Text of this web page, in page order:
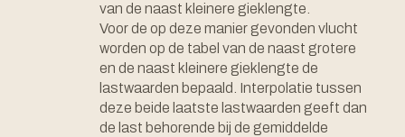
van de naast kleinere gieklengte.
Voor de op deze manier gevonden vlucht
worden op de tabel van de naast grotere
en de naast kleinere gieklengte de
lastwaarden bepaald. Interpolatie tussen
deze beide laatste lastwaarden geeft dan
de last behorende bij de gemiddelde